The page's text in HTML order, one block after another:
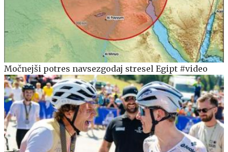
Močnejši potres navsezgodaj stresel Egipt #video